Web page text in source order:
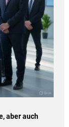
aber auch